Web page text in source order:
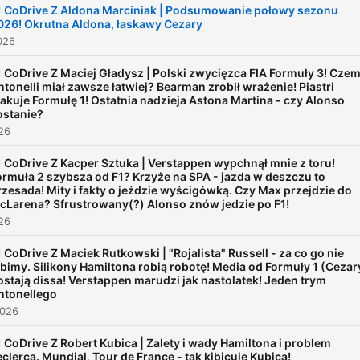
CoDrive Z Aldona Marciniak | Podsumowanie połowy sezonu
Okrutna Aldona, łaskawy Cezary
CoDrive Z Maciej Gładysz | Polski zwycięzca FIA Formuły 3!
miał zawsze łatwiej? Bearman zrobił wrażenie! Piastri
Formułę 1! Ostatnia nadzieja Astona Martina - czy Alonso
CoDrive Z Kacper Sztuka | Verstappen wypchnął mnie z toru!
2 szybsza od F1? Krzyże na SPA - jazda w deszczu to
Mity i fakty o jeździe wyścigówką. Czy Max przejdzie do
Sfrustrowany(?) Alonso znów jedzie po F1!
CoDrive Z Maciek Rutkowski | "Rojalista" Russell - za co go nie
Silikony Hamiltona robią robotę! Media od Formuły 1
dissa! Verstappen marudzi jak nastolatek! Jeden trym
CoDrive Z Robert Kubica | Zalety i wady Hamiltona i problem
Mundial, Tour de France - tak kibicuje Kubica!